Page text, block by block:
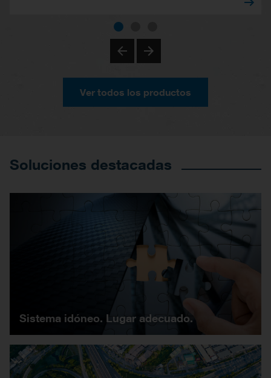
Ver todos los productos
Soluciones destacadas
Sistema idóneo. Lugar adecuado.